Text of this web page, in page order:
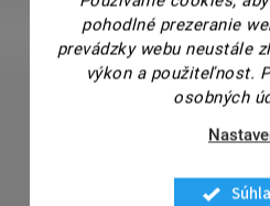
pohodlné prezeranie
prevádzky webu neustále
výkon a použiteľnost.
osobných